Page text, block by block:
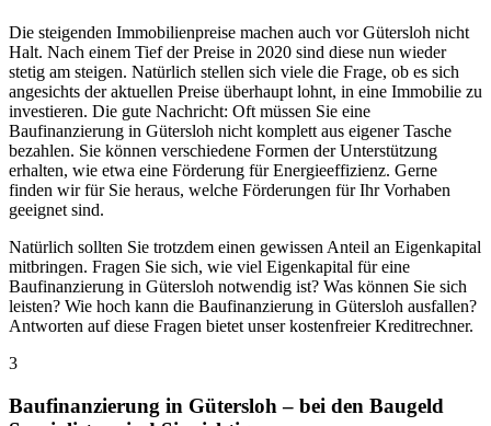
Die steigenden Immobilienpreise machen auch vor Gütersloh nicht
Halt. Nach einem Tief der Preise in 2020 sind diese nun wieder
stetig am steigen. Natürlich stellen sich viele die Frage, ob es sich
angesichts der aktuellen Preise überhaupt lohnt, in eine Immobilie zu
investieren. Die gute Nachricht: Oft müssen Sie eine
Baufinanzierung in Gütersloh nicht komplett aus eigener Tasche
bezahlen. Sie können verschiedene Formen der Unterstützung
erhalten, wie etwa eine Förderung für Energieeffizienz. Gerne
finden wir für Sie heraus, welche Förderungen für Ihr Vorhaben
geeignet sind.
Natürlich sollten Sie trotzdem einen gewissen Anteil an Eigenkapital
mitbringen. Fragen Sie sich, wie viel Eigenkapital für eine
Baufinanzierung in Gütersloh notwendig ist? Was können Sie sich
leisten? Wie hoch kann die Baufinanzierung in Gütersloh ausfallen?
Antworten auf diese Fragen bietet unser kostenfreier Kreditrechner.
3
Baufinanzierung in Gütersloh – bei den Baugeld